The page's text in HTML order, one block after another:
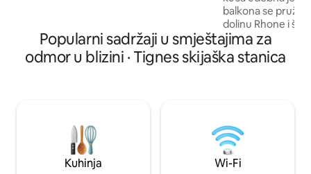
na nogama. Izravan pristuporničkoj žičari
Palafour / žičari Tovière (Val d'Isère i
Tignes), otvoren za pješake i brdske
balkona se pruža
dolinu Rhone i
Idealno za
jednostavno žele
švicarski planinski zrak.
doći
Popularni sadržaji u smještajima za
odmor u blizini · Tignes skijaška stanica
Kuhinja Wi-Fi